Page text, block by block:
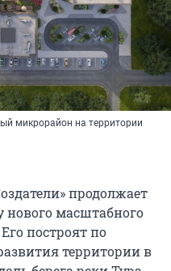
микрорайон на территории
продолжает
нового масштабного
Его построят по
территории в